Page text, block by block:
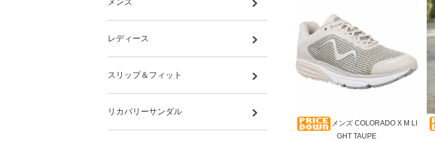
メンズ COLORADO X M LI
GHT TAUPE
レディース
スリップ＆フィット
リカバリーサンダル